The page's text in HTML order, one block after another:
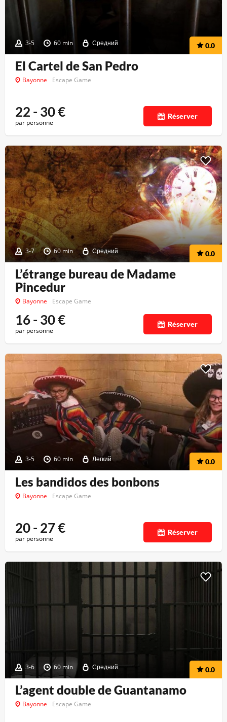
3-5 60 min Средний 0.0
El Cartel de San Pedro
Bayonne Escape Game
22 - 30€
par personne
Réserver
3-7 60 min Средний 0.0
L’étrange bureau de Madame
Pincedur
Bayonne Escape Game
16 - 30€
par personne
Réserver
3-5 60 min Легкий 0.0
Les bandidos des bonbons
Bayonne Escape Game
20 - 27€
par personne
Réserver
3-6 60 min Средний 0.0
L’agent double de Guantanamo
Bayonne Escape Game